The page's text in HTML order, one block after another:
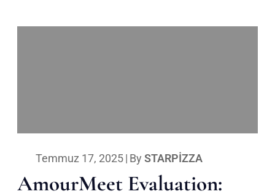
Temmuz 17, 2025| By STARPIZZA
AmourMeet Evaluation: